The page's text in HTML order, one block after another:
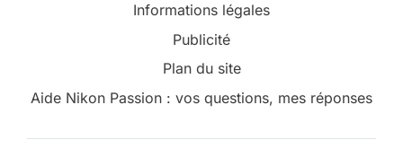
Informations légales
Publicité
Plan du site
Aide Nikon Passion : vos questions, mes réponses